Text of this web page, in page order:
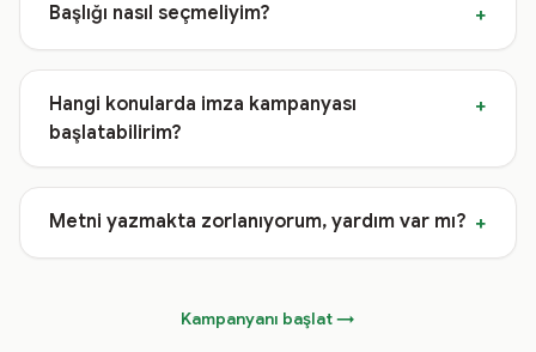
Başlığı nasıl seçmeliyim? +
Hangi konularda imza kampanyası
başlatabilirim?
+
Metni yazmakta zorlanıyorum, yardım var mı? +
Kampanyanı başlat →